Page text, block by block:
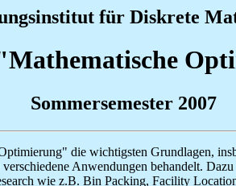
für Diskrete
Sommersemester 2007
die wichtigsten Grundlagen,
Anwendungen behandelt.
wie z.B. Bin Packing, Facility